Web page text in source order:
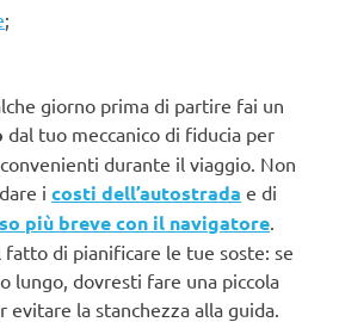
;
giorno prima di partire fai un
dal tuo meccanico di fiducia per
durante il viaggio. Non
i costi dell’autostrada e di
più breve con il navigatore.
di pianificare le tue soste: se
lungo, dovresti fare una piccola
evitare la stanchezza alla guida.